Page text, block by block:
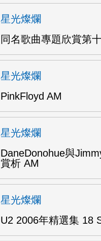
星光燦爛
同名歌曲專題欣賞第
星光燦爛
PinkFloyd AM
星光燦爛
DaneDonohue與
賞析 AM
星光燦爛
U2 2006年精選集 18